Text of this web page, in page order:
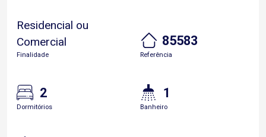
Residencial ou
Comercial
Finalidade
85583
Referência
2
Dormitórios
1
Banheiro